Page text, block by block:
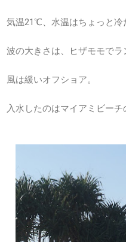
気温21℃、水温はちょっと冷
波の大きさは、ヒザモモでラ
風は緩いオフショア。
入水したのはマイアミビー